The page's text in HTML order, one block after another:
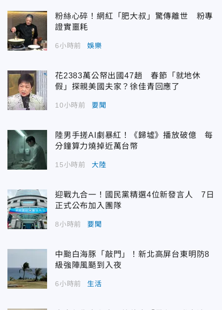
粉絲心碎！網紅「肥大叔」驚傳離世 粉專
證實噩耗
6小時前 娛樂
花2383萬公帑出國47趟 春節「就地休
假」探親美國夫家？徐佳青回應了
10小時前 要聞
陸男手搓AI劇暴紅！《歸墟》播放破億 每
分鐘算力燒掉近萬台幣
15小時前 大陸
迎戰九合一！國民黨精選4位新發言人 7日
正式公布加入團隊
8小時前 要聞
中颱白海豚「敲門」！新北高屏台東明防8
級強陣風颳到入夜
6小時前 生活